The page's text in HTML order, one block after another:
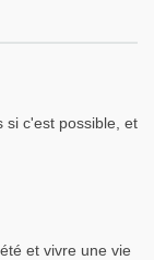
si c'est possible, et
et vivre une vie